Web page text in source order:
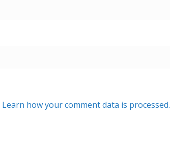
Learn how your comment data is processed.